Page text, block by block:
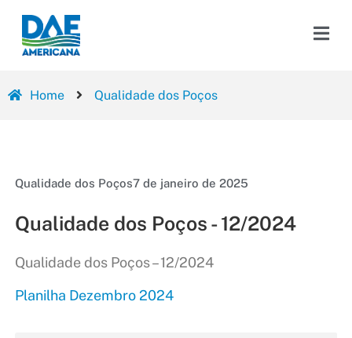
Home Qualidade dos Poços
Qualidade dos Poços7 de janeiro de 2025
Qualidade dos Poços - 12/2024
Qualidade dos Poços – 12/2024
Planilha Dezembro 2024